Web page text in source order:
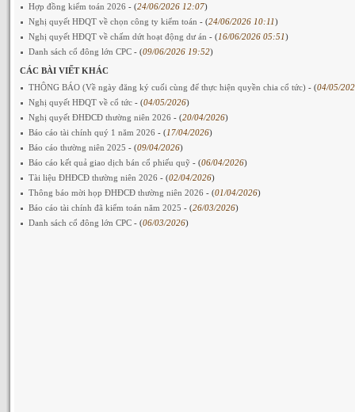
Hợp đồng kiểm toán 2026 - (24/06/2026 12:07)
Nghị quyết HĐQT về chọn công ty kiểm toán - (24/06/2026 10:11)
Nghị quyết HĐQT về chấm dứt hoạt động dư án - (16/06/2026 05:51)
Danh sách cổ đông lớn CPC - (09/06/2026 19:52)
CÁC BÀI VIẾT KHÁC
THÔNG BÁO (Về ngày đăng ký cuối cùng để thực hiện quyền chia cổ tức) - (04/05/
Nghị quyết HĐQT về cổ tức - (04/05/2026)
Nghị quyết ĐHĐCĐ thường niên 2026 - (20/04/2026)
Báo cáo tài chính quý 1 năm 2026 - (17/04/2026)
Báo cáo thường niên 2025 - (09/04/2026)
Báo cáo kết quả giao dịch bán cổ phiếu quỹ - (06/04/2026)
Tài liệu ĐHĐCĐ thường niên 2026 - (02/04/2026)
Thông báo mời họp ĐHĐCĐ thường niên 2026 - (01/04/2026)
Báo cáo tài chính đã kiểm toán năm 2025 - (26/03/2026)
Danh sách cổ đông lớn CPC - (06/03/2026)